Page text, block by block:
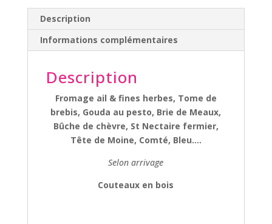
Description
Informations complémentaires
Description
Fromage ail & fines herbes, Tome de
brebis, Gouda au pesto, Brie de Meaux,
Bûche de chèvre, St Nectaire fermier,
Tête de Moine, Comté, Bleu….
Selon arrivage
Couteaux en bois